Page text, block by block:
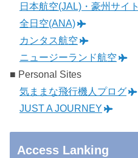
日本航空(JAL)・豪州サイト
全日空(ANA)
カンタス航空
ニュージーランド航空
■ Personal Sites
気ままな飛行機人プログ
JUST A JOURNEY
Access Lanking